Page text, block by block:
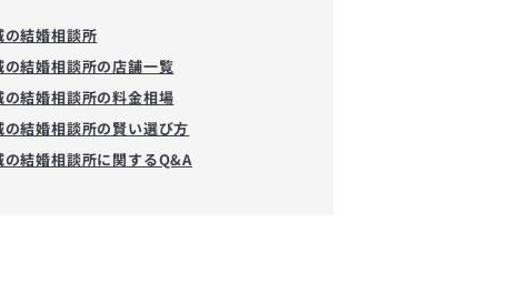
の結婚相談所
の結婚相談所の店舗一覧
の結婚相談所の料金相場
の結婚相談所の賢い選び方
の結婚相談所に関するQ&A